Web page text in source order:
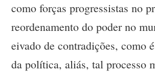
como forças progressistas no
reordenamento do poder no
eivado de contradições, como
da política, aliás, tal processo